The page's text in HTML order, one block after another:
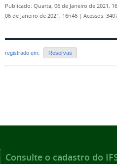
Publicado: Quarta, 06 de Janeiro de 2021,
06 de Janeiro de 2021, 16h46 | Acessos:
registrado em: Reservas
Consulte o cadastro do